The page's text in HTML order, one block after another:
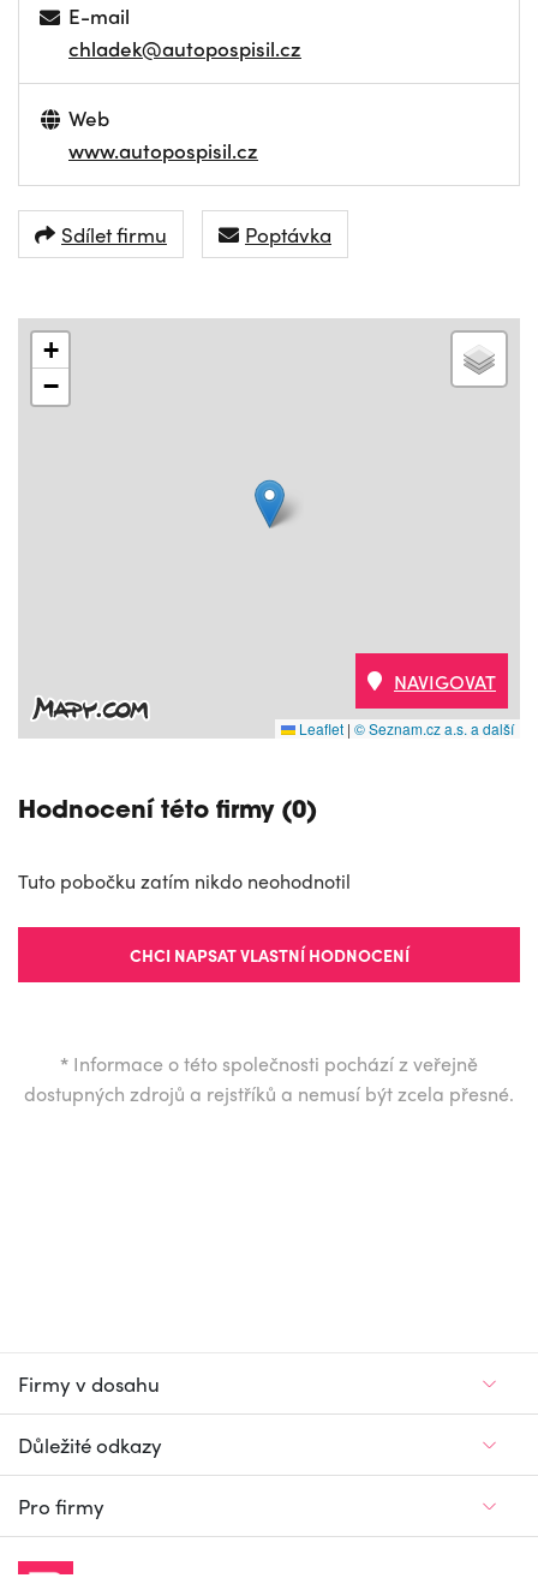
E-mail
chladek@autopospisil.cz
Web
www.autopospisil.cz
Sdílet firmu Poptávka
+
−
Leaflet | © Seznam.cz a.s. a další
NAVIGOVAT
Hodnocení této firmy (0)
Tuto pobočku zatím nikdo neohodnotil
CHCI NAPSAT VLASTNÍ HODNOCENÍ
* Informace o této společnosti pochází z veřejně
dostupných zdrojů a rejstříků a nemusí být zcela přesné.
Firmy v dosahu
Důležité odkazy
Pro firmy